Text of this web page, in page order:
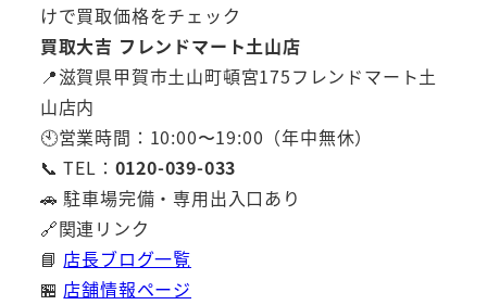
けで買取価格をチェック
買取大吉 フレンドマート土山店
📍滋賀県甲賀市土山町頓宮175フレンドマート土
山店内
🕙営業時間：10:00〜19:00（年中無休）
📞 TEL： 0120-039-033
🚗 駐車場完備・専用出入口あり
🔗関連リンク
📘 店長ブログ一覧
🏪 店舗情報ページ